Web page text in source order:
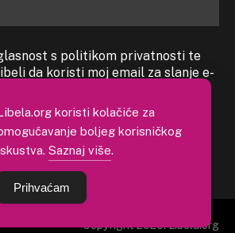
s politikom privatnosti te
da koristi moj email za slanje e-
Copyright 2026. Libela.org
koristi kolačiće za
boljeg korisničkog
Saznaj više.
Prihvaćam